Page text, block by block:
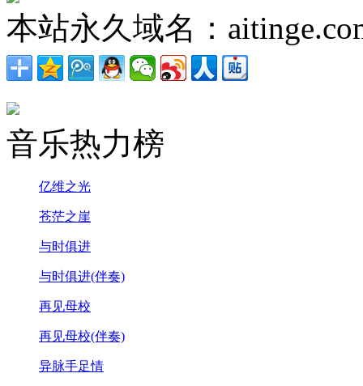
本站永久域名：
音乐热力榜
亿维之光
苍茫之崖
与时俱进
与时俱进(伴奏)
再见母校
再见母校(伴奏)
异脉手足情